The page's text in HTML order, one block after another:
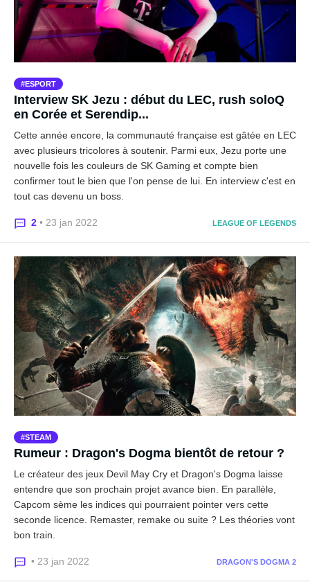
ESPORT
Interview SK Jezu : début du LEC, rush soloQ
en Corée et Serendip...
Cette année encore, la communauté française est gâtée en LEC
avec plusieurs tricolores à soutenir. Parmi eux, Jezu porte une
nouvelle fois les couleurs de SK Gaming et compte bien
confirmer tout le bien que l'on pense de lui. En interview c'est en
tout cas devenu un boss.
2 • 23 jan 2022 LEAGUE OF LEGENDS
STEAM
Rumeur : Dragon's Dogma bientôt de retour ?
Le créateur des jeux Devil May Cry et Dragon's Dogma laisse
entendre que son prochain projet avance bien. En parallèle,
Capcom sème les indices qui pourraient pointer vers cette
seconde licence. Remaster, remake ou suite ? Les théories vont
bon train.
• 23 jan 2022 DRAGON'S DOGMA 2